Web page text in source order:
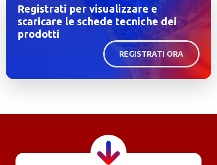
Registrati per visualizzare e
scaricare le schede tecniche dei
prodotti
REGISTRATI ORA